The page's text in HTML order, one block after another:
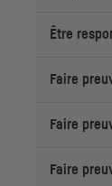
Être
Faire
Faire
Faire